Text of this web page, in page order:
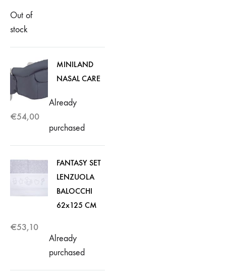
Out of
stock
MINILAND
NASAL CARE
€54,00
Already
purchased
FANTASY SET
LENZUOLA
BALOCCHI
62x125 CM
€53,10
Already
purchased